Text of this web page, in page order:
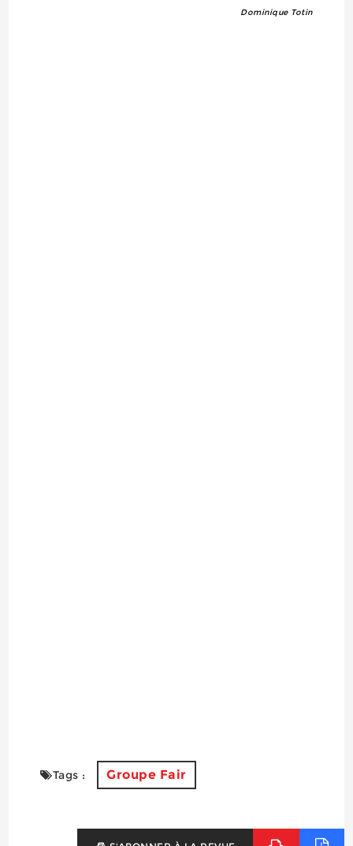
Dominique Totin
Tags : Groupe Fair